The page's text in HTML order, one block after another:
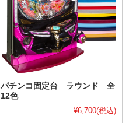
パチンコ固定台 ラウンド 全
12色
¥6,700(税込)